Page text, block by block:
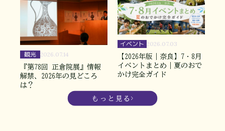
観光 2026.07.14
『第78回 正倉院展』情報
解禁、2026年の見どころ
は？
イベント 2026.07.03
【2026年版｜奈良】7・8月
イベントまとめ｜夏のおで
かけ完全ガイド
もっと見る